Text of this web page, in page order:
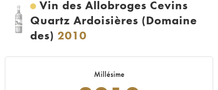
Vin des Allobroges Cevins
Quartz Ardoisières (Domaine
des) 2010
Millésime